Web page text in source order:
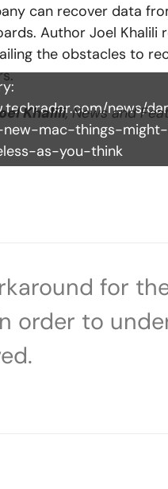
news/
mac-things-
as-you-think
can recover data
Author Joel Khalili
the obstacles to
Khalili, News and
for
order to